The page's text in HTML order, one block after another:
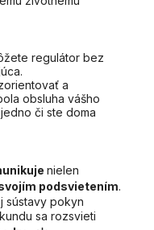
regulátor bez
a
obsluha vášho
či ste doma
nielen
podsvietením.
sústavy pokyn
sa rozsvieti